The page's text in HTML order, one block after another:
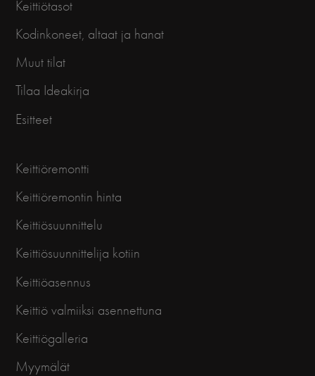
Keittiötasot
Kodinkoneet, altaat ja hanat
Muut tilat
Tilaa Ideakirja
Esitteet
Keittiöremontti
Keittiöremontin hinta
Keittiösuunnittelu
Keittiösuunnittelija kotiin
Keittiöasennus
Keittiö valmiiksi asennettuna
Keittiögalleria
Myymälät